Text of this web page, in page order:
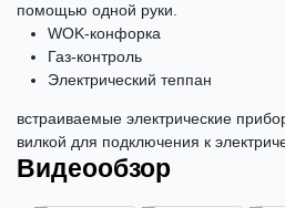
помощью одной руки.
WOK-конфорка
Газ-контроль
Электрический теппан
встраиваемые электрические
вилкой для подключения к
Видеообзор